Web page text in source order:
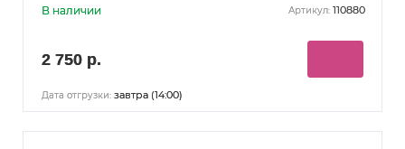
В наличии Артикул: 110880
2 750 р.
Дата отгрузки: завтра (14:00)